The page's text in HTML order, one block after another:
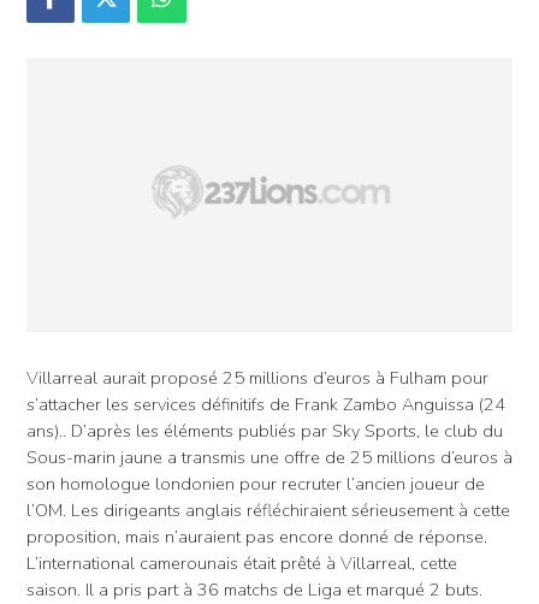
Villarreal aurait proposé 25 millions d’euros à Fulham pour
s’attacher les services définitifs de Frank Zambo Anguissa (24
ans).. D’après les éléments publiés par Sky Sports, le club du
Sous-marin jaune a transmis une offre de 25 millions d’euros à
son homologue londonien pour recruter l’ancien joueur de
l’OM. Les dirigeants anglais réfléchiraient sérieusement à cette
proposition, mais n’auraient pas encore donné de réponse.
L’international camerounais était prêté à Villarreal, cette
saison. Il a pris part à 36 matchs de Liga et marqué 2 buts.